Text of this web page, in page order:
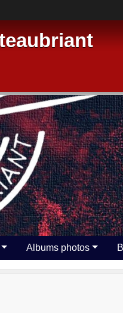
Albums photos